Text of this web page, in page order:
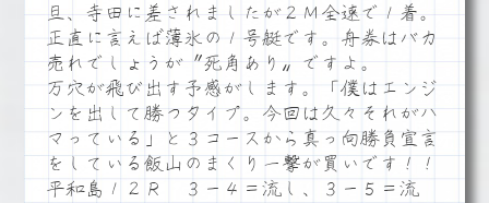
旦、寺田に差されましたが２Ｍ全速で１着。
正直に言えば薄氷の１号艇です。舟券はバカ
売れでしょうが〝死角あり〟ですよ。
万穴が飛び出す予感がします。「僕はエンジ
ンを出して勝つタイプ。今回は久々それがハ
マっている」と３コースから真っ向勝負宣言
をしている飯山のまくり一撃が買いです！！
平和島１２Ｒ ３ー４＝流し、３ー５＝流